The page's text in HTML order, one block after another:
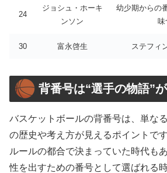
24
ジョシュ・ホーキ
ンソン
幼少期からの
味
30 富永啓生 ステフィ
背番号は“選手の物語”
バスケットボールの背番号は、単な
の歴史や考え方が見えるポイントです
ルールの都合で決まっていた時代も
性を出すための番号として選ばれる